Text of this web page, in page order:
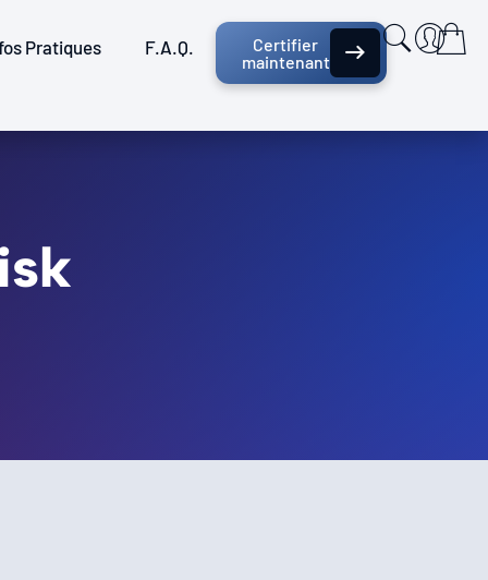
Pratiques F.A.Q.
Certifier
maintenant